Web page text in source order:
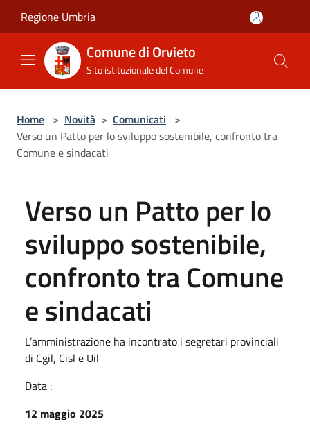
Regione Umbria
Comune di Orvieto
Sito istituzionale del Comune
Home > Novità > Comunicati >
Verso un Patto per lo sviluppo sostenibile, confronto tra
Comune e sindacati
Verso un Patto per lo
sviluppo sostenibile,
confronto tra Comune
e sindacati
L’amministrazione ha incontrato i segretari provinciali
di Cgil, Cisl e Uil
Data :
12 maggio 2025